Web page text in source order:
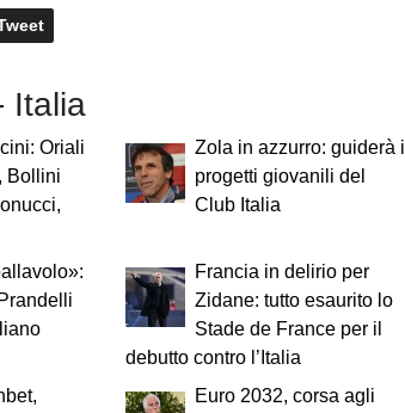
Italia
Oriali
Bollini
Zola in azzurro: guiderà i
progetti giovanili del
Club Italia
Francia in delirio per
Zidane: tutto esaurito lo
Stade de France per il
debutto contro l’Italia
Euro 2032, corsa agli